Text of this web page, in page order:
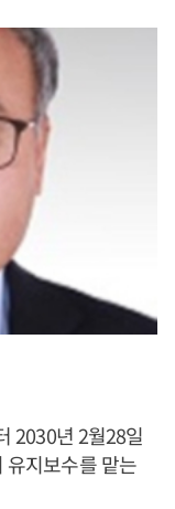
2030년 2월28일
유지보수를 맡는